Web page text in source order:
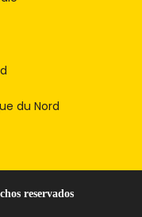
du Nord
reservados